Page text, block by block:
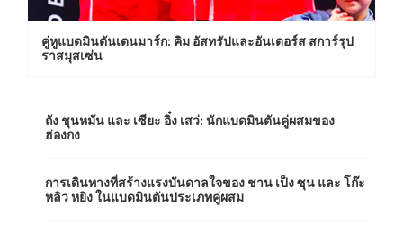
คู่หูแบดมินตันเดนมาร์ก: คิม อัสทรัปและอันเดอร์ส สการ์รุป
ราสมุสเซ่น
ถัง ชุนหมัน และ เซียะ อิ๋ง เสว่: นักแบดมินตันคู่ผสมของ
ฮ่องกง
การเดินทางที่สร้างแรงบันดาลใจของ ชาน เป็ง ซุน และ โก๊ะ
หลิว หยิง ในแบดมินตันประเภทคู่ผสม